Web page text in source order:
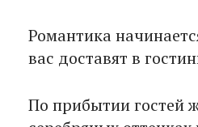
Романтика
вас доставят в
По прибытии гостей